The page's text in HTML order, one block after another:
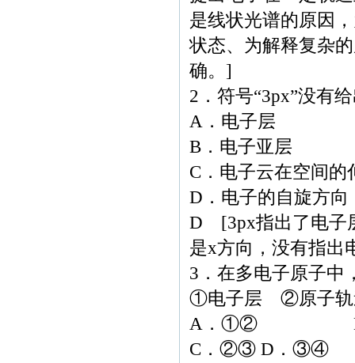
是线状光谱的原因
状态、为解释复杂
确。]
2．符号“3px”没
A．电子层
B．电子亚层
C．电子云在空间的
D．电子的自旋方向
D [3px指出了电子
是x方向，没有指出
3．在多电子原子
①电子层 ②原子
A．①② B
C．②③ D．③④